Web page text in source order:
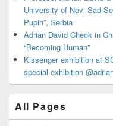
University of Novi Sad-
Pupin”, Serbia
Adrian David Cheok in
“Becoming Human”
Kissenger exhibition at
special exhibition
All Pages